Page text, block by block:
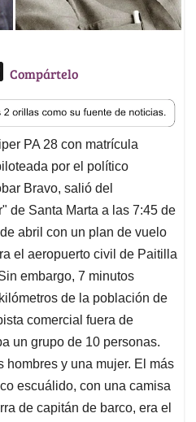
T
r
e
a
d
s
Compártelo
PA 28 con matrícula
por el político
Bravo, salió del
de Santa Marta a las 7:45 de
abril con un plan de vuelo
el aeropuerto civil de Paitilla
embargo, 7 minutos
de la población de
comercial fuera de
un grupo de 10 personas.
hombres y una mujer. El más
escuálido, con una camisa
de capitán de barco, era el